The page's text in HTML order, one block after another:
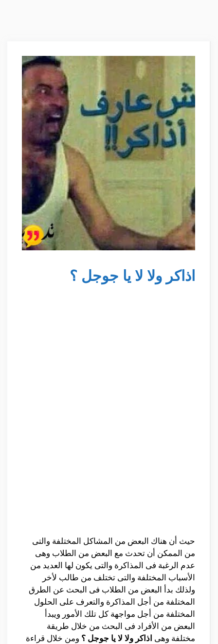
اذاكر ولا لا يا جوجل ؟
حيث أن هناك البعض من المشاكل المختلفة والتى
من الممكن أن تحدث مع البعض من الطلاب وهى
عدم الرغبة فى المذاكرة والتى يكون لها العديد من
الأسباب المختلفة والتى تختلف من طالب لأخر
ولذلك بدأ البعض من الطلاب فى البحث عن الطرق
المختلفة من أجل المذاكرة والتعرف على الحلول
المختلفة من أجل مواجهة كل تلك الأمور ويبدأ
البعض من الأفراد فى البحث من خلال طريقة
مختلفة وهى اذاكر ولا لا يا جوجل ؟ ومن خلال قراءة